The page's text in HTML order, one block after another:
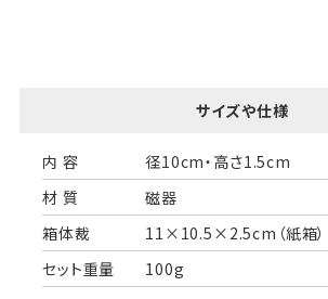
サイズや仕様
内 容
径10cm・高さ1.5cm
材 質
磁器
箱体裁
11×10.5×2.5cm（紙箱）
セット重量
100g